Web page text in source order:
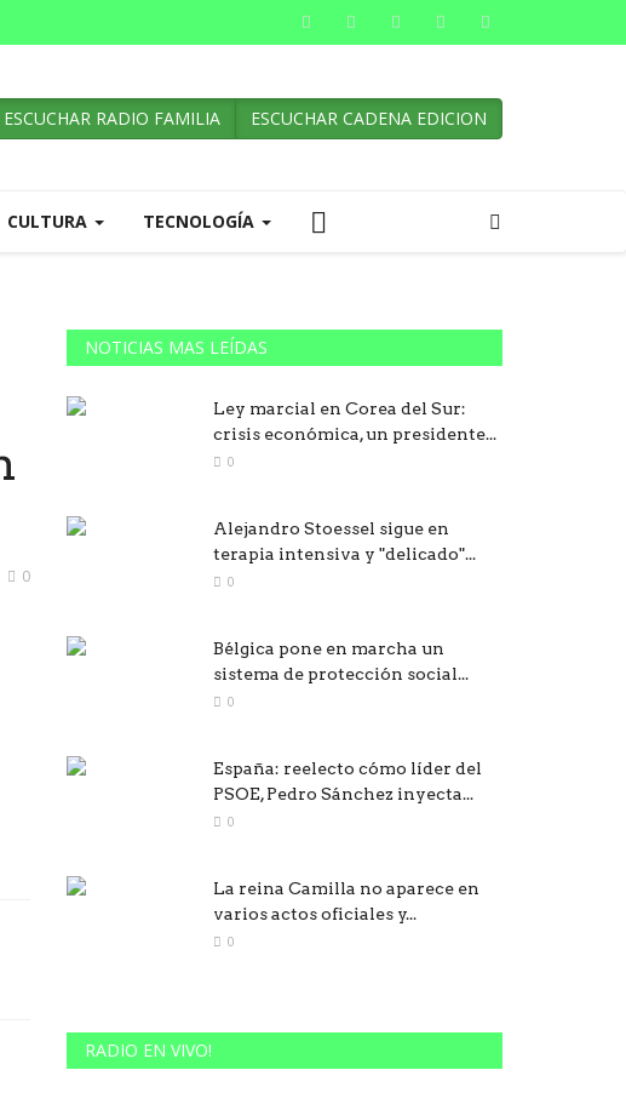
ESCUCHAR RADIO FAMILIA ESCUCHAR CADENA EDICION
CULTURA TECNOLOGÍA
0
NOTICIAS MAS LEÍDAS
Ley marcial en Corea del Sur:
crisis económica, un presidente...
0
Alejandro Stoessel sigue en
terapia intensiva y "delicado"...
0
Bélgica pone en marcha un
sistema de protección social...
0
España: reelecto cómo líder del
PSOE, Pedro Sánchez inyecta...
0
La reina Camilla no aparece en
varios actos oficiales y...
0
RADIO EN VIVO!